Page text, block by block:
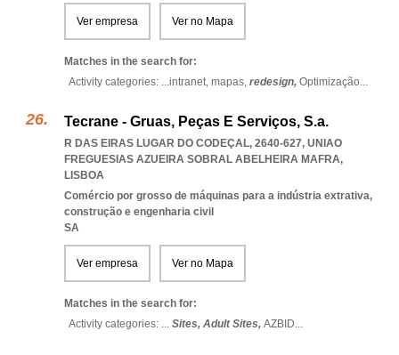
Ver empresa Ver no Mapa
Matches in the search for:
Activity categories: ...intranet, mapas, redesign, Optimização...
Tecrane - Gruas, Peças E Serviços, S.a.
R DAS EIRAS LUGAR DO CODEÇAL, 2640-627, UNIAO
FREGUESIAS AZUEIRA SOBRAL ABELHEIRA MAFRA,
LISBOA
Comércio por grosso de máquinas para a indústria extrativa,
construção e engenharia civil
SA
Ver empresa Ver no Mapa
Matches in the search for:
Activity categories: ... Sites, Adult Sites, AZBID...